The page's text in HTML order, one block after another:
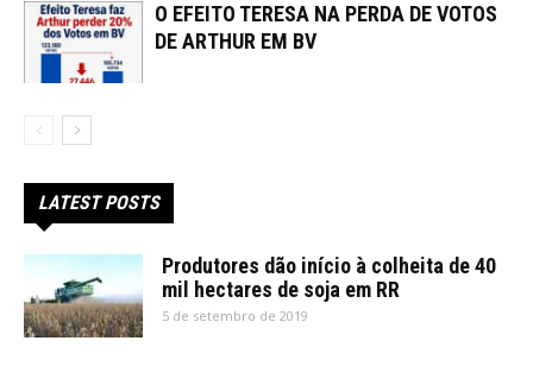
O EFEITO TERESA NA PERDA DE VOTOS
DE ARTHUR EM BV
LATEST POSTS
Produtores dão início à colheita de 40
mil hectares de soja em RR
5 de setembro de 2019